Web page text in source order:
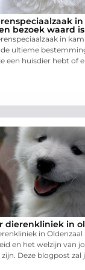
bezoek waard is
in
ultieme
een huisdier hebt of
dierenkliniek in
in
en het welzijn van
Deze blogpost zal